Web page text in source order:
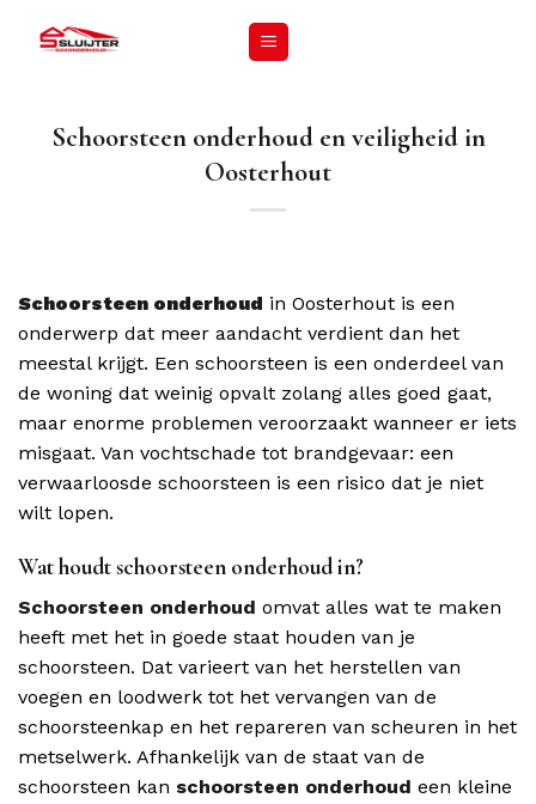
Schoorsteen onderhoud en veiligheid in
Oosterhout
Schoorsteen onderhoud in Oosterhout is een
onderwerp dat meer aandacht verdient dan het
meestal krijgt. Een schoorsteen is een onderdeel van
de woning dat weinig opvalt zolang alles goed gaat,
maar enorme problemen veroorzaakt wanneer er iets
misgaat. Van vochtschade tot brandgevaar: een
verwaarloosde schoorsteen is een risico dat je niet
wilt lopen.
Wat houdt schoorsteen onderhoud in?
Schoorsteen onderhoud omvat alles wat te maken
heeft met het in goede staat houden van je
schoorsteen. Dat varieert van het herstellen van
voegen en loodwerk tot het vervangen van de
schoorsteenkap en het repareren van scheuren in het
metselwerk. Afhankelijk van de staat van de
schoorsteen kan schoorsteen onderhoud een kleine